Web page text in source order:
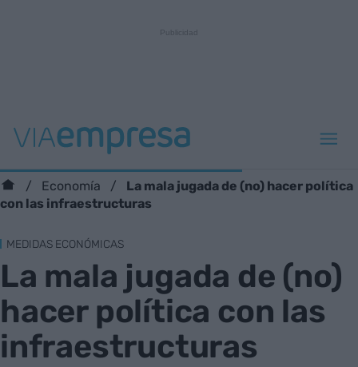
Economía
La mala jugada de (no) hacer política
con las infraestructuras
MEDIDAS ECONÓMICAS
La mala jugada de (no)
hacer política con las
infraestructuras